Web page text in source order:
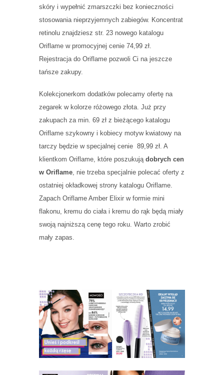
skóry i wypełnić zmarszczki bez konieczności
stosowania nieprzyjemnych zabiegów. Koncentrat
retinolu znajdziesz str. 23 nowego katalogu
Oriflame w promocyjnej cenie 74,99 zł.
Rejestracja do Oriflame pozwoli Ci na jeszcze
tańsze zakupy.
Kolekcjonerkom dodatków polecamy ofertę na
zegarek w kolorze różowego złota. Już przy
zakupach za min. 69 zł z bieżącego katalogu
Oriflame szykowny i kobiecy motyw kwiatowy na
tarczy będzie w specjalnej cenie 89,99 zł. A
klientkom Oriflame, które poszukują dobrych cen
w Oriflame, nie trzeba specjalnie polecać oferty z
ostatniej okładkowej strony katalogu Oriflame.
Zapach Oriflame Amber Elixir w formie mini
flakonu, kremu do ciała i kremu do rąk będą miały
swoją najniższą cenę tego roku. Warto zrobić
mały zapas.